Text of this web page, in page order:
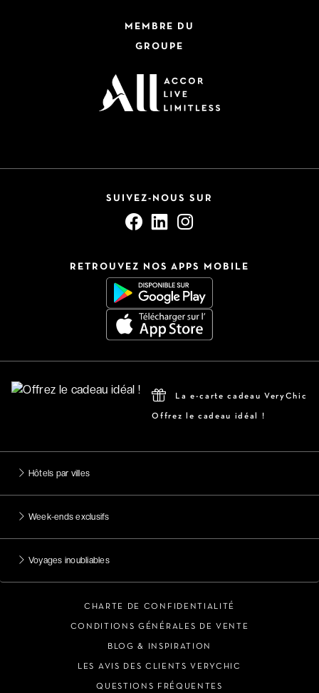
MEMBRE DU
GROUPE
SUIVEZ-NOUS SUR
RETROUVEZ NOS APPS MOBILE
La e-carte cadeau VeryChic
Offrez le cadeau idéal !
Hôtels par villes
Week-ends exclusifs
Voyages inoubliables
CHARTE DE CONFIDENTIALITÉ
CONDITIONS GÉNÉRALES DE VENTE
BLOG & INSPIRATION
LES AVIS DES CLIENTS VERYCHIC
QUESTIONS FRÉQUENTES